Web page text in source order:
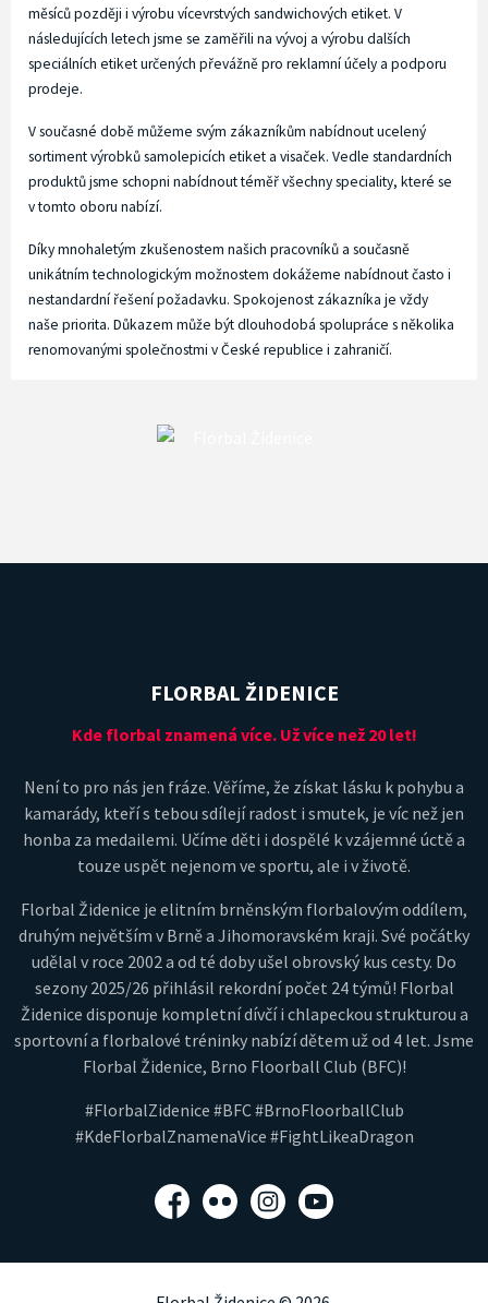
měsíců později i výrobu vícevrstvých sandwichových etiket. V
následujících letech jsme se zaměřili na vývoj a výrobu dalších
speciálních etiket určených převážně pro reklamní účely a podporu
prodeje.
V současné době můžeme svým zákazníkům nabídnout ucelený
sortiment výrobků samolepicích etiket a visaček. Vedle standardních
produktů jsme schopni nabídnout téměř všechny speciality, které se
v tomto oboru nabízí.
Díky mnohaletým zkušenostem našich pracovníků a současně
unikátním technologickým možnostem dokážeme nabídnout často i
nestandardní řešení požadavku. Spokojenost zákazníka je vždy
naše priorita. Důkazem může být dlouhodobá spolupráce s několika
renomovanými společnostmi v České republice i zahraničí.
FLORBAL ŽIDENICE
Kde florbal znamená více. Už více než 20 let!
Není to pro nás jen fráze. Věříme, že získat lásku k pohybu a
kamarády, kteří s tebou sdílejí radost i smutek, je víc než jen
honba za medailemi. Učíme děti i dospělé k vzájemné úctě a
touze uspět nejenom ve sportu, ale i v životě.
Florbal Židenice je elitním brněnským florbalovým oddílem,
druhým největším v Brně a Jihomoravském kraji. Své počátky
udělal v roce 2002 a od té doby ušel obrovský kus cesty. Do
sezony 2025/26 přihlásil rekordní počet 24 týmů! Florbal
Židenice disponuje kompletní dívčí i chlapeckou strukturou a
sportovní a florbalové tréninky nabízí dětem už od 4 let. Jsme
Florbal Židenice, Brno Floorball Club (BFC)!
#FlorbalZidenice #BFC #BrnoFloorballClub
#KdeFlorbalZnamenaVice #FightLikeaDragon
Facebook
Flickr Instagram
YouTube